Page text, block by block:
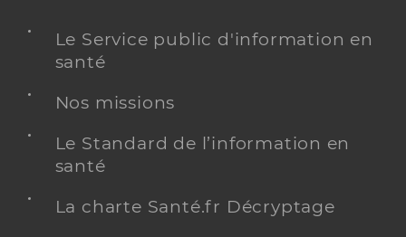
Le Service public d'information en
santé
Nos missions
Le Standard de l’information en
santé
La charte Santé.fr Décryptage